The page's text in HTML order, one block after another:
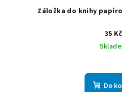
Záložka do knihy
35 Kč
Do